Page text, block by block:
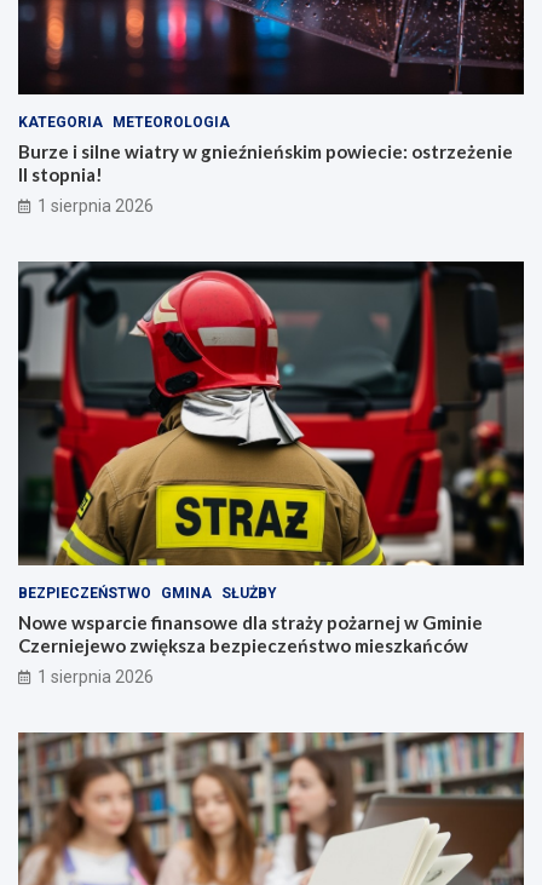
KATEGORIA METEOROLOGIA
Burze i silne wiatry w gnieźnieńskim powiecie: ostrzeżenie
II stopnia!
1 sierpnia 2026
BEZPIECZEŃSTWO GMINA SŁUŻBY
Nowe wsparcie finansowe dla straży pożarnej w Gminie
Czerniejewo zwiększa bezpieczeństwo mieszkańców
1 sierpnia 2026